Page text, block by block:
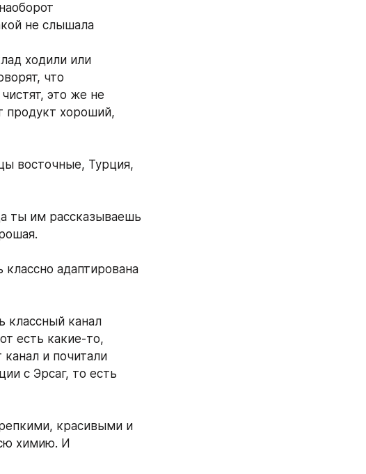
не слышала
ходили или
что
это же не
продукт хороший,
восточные, Турция,
ты им рассказываешь
адаптирована
классный канал
есть какие-то,
и почитали
с Эрсаг, то есть
красивыми и
химию. И